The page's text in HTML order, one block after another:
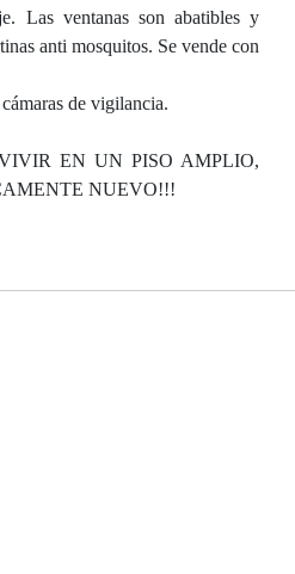
Las ventanas son abatibles y
anti mosquitos. Se vende con
de vigilancia.
VIVIR EN UN PISO AMPLIO,
NUEVO!!!